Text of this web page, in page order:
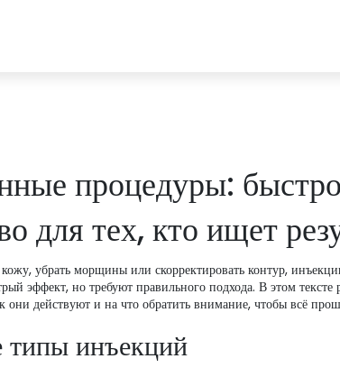
процедуры:
для тех, кто ищет
убрать морщины или скорректировать контур,
эффект, но требуют правильного подхода. В этом тексте
они действуют и на что обратить внимание, чтобы всё
инъекций